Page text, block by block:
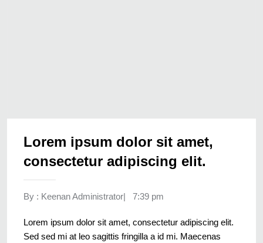
Lorem ipsum dolor sit amet,
consectetur adipiscing elit.
By : Keenan Administrator 7:39 pm
Lorem ipsum dolor sit amet, consectetur adipiscing elit.
Sed sed mi at leo sagittis fringilla a id mi. Maecenas